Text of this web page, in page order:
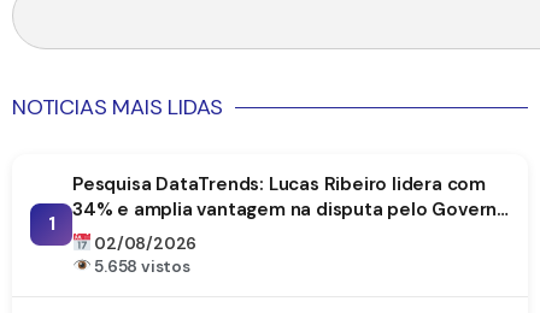
NOTICIAS MAIS LIDAS
1
Pesquisa DataTrends: Lucas Ribeiro lidera com
34% e amplia vantagem na disputa pelo Governo
da Paraíba
02/08/2026
5.658 vistos